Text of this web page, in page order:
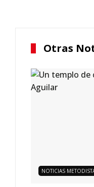
Otras
NOTICIAS